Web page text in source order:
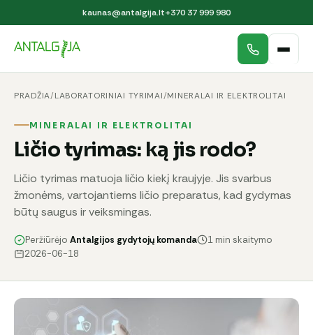
kaunas@antalgija.lt+370 37 999 980
PRADŽIA/LABORATORINIAI TYRIMAI/MINERALAI IR ELEKTROLITAI
MINERALAI IR ELEKTROLITAI
Ličio tyrimas: ką jis rodo?
Ličio tyrimas matuoja ličio kiekį kraujyje. Jis svarbus
žmonėms, vartojantiems ličio preparatus, kad gydymas
būtų saugus ir veiksmingas.
Peržiūrėjo Antalgijos gydytojų komanda
1 min skaitymo
2026-06-18